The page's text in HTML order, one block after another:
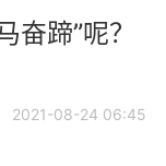
奋蹄”呢？
2021-08-24 06:45